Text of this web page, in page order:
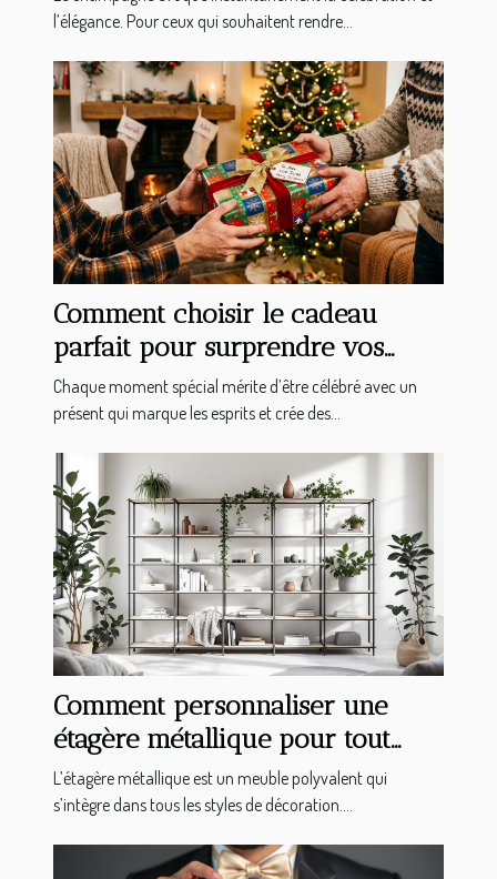
l’élégance. Pour ceux qui souhaitent rendre...
Comment choisir le cadeau
parfait pour surprendre vos
proches ?
Chaque moment spécial mérite d’être célébré avec un
présent qui marque les esprits et crée des...
Comment personnaliser une
étagère métallique pour tout
type d'intérieur ?
L’étagère métallique est un meuble polyvalent qui
s’intègre dans tous les styles de décoration....